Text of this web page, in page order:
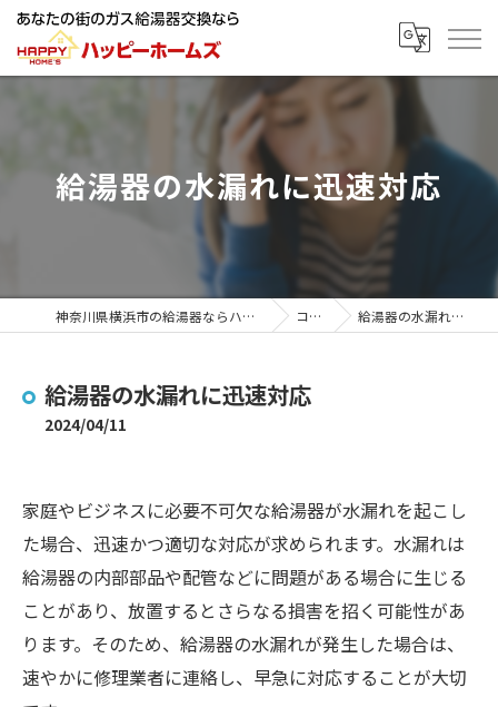
給湯器の水漏れに迅速対応
神奈川県横浜市の給湯器ならハッピーホームズ コラム 給湯器の水漏れに迅速対応
給湯器の水漏れに迅速対応
2024/04/11
家庭やビジネスに必要不可欠な給湯器が水漏れを起こし
た場合、迅速かつ適切な対応が求められます。水漏れは
給湯器の内部部品や配管などに問題がある場合に生じる
ことがあり、放置するとさらなる損害を招く可能性があ
ります。そのため、給湯器の水漏れが発生した場合は、
速やかに修理業者に連絡し、早急に対応することが大切